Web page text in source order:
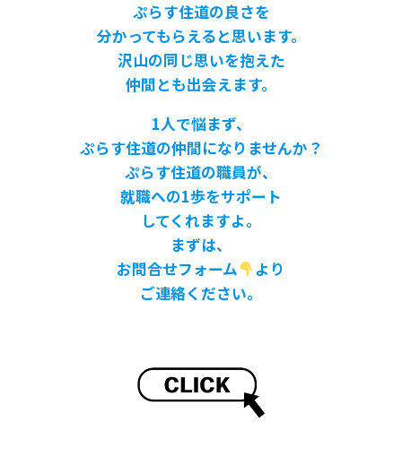
ぷらす住道の良さを
分かってもらえると思います。
沢山の同じ思いを抱えた
仲間とも出会えます。
1人で悩まず、
ぷらす住道の仲間になりませんか？
ぷらす住道の職員が、
就職への1歩をサポート
してくれますよ。
まずは、
お問合せフォーム
より
ご連絡ください。